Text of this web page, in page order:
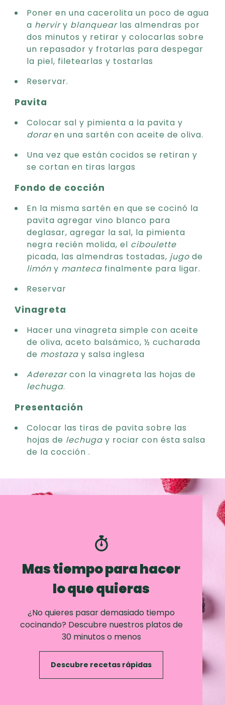
Poner en una cacerolita un poco de agua
a herviry blanquearlas almendras por
dos minutos y retirar y colocarlas sobre
un repasador y frotarlas para despegar
la piel, filetearlas y tostarlas
Reservar.
Pavita
Colocar sal y pimienta a la pavita y
doraren una sartén con aceite de oliva.
Una vez que están cocidos se retiran y
se cortan en tiras largas
Fondo de cocción
En la misma sartén en que se cocinó la
pavita agregar vino blanco para
deglasar, agregar la sal, la pimienta
negra recién molida, el ciboulette
picada, las almendras tostadas, jugo de
limón y manteca finalmente para ligar.
Reservar
Vinagreta
Hacer una vinagreta simple con aceite
de oliva, aceto balsámico, ½ cucharada
de mostaza y salsa inglesa
Aderezarcon la vinagreta las hojas de
lechuga.
Presentación
Colocar las tiras de pavita sobre las
hojas de lechuga y rociar con ésta salsa
de la cocción .
Mas tiempo para hacer
lo que quieras
¿No quieres pasar demasiado tiempo
cocinando? Descubre nuestros platos de
30 minutos o menos
Descubre recetas rápidas